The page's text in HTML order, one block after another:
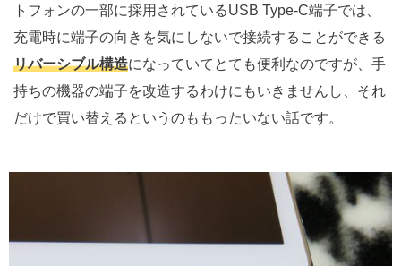
トフォンの一部に採用されているUSB Type-C端子では、
充電時に端子の向きを気にしないで接続することができる
リバーシブル構造になっていてとても便利なのですが、手
持ちの機器の端子を改造するわけにもいきませんし、それ
だけで買い替えるというのももったいない話です。